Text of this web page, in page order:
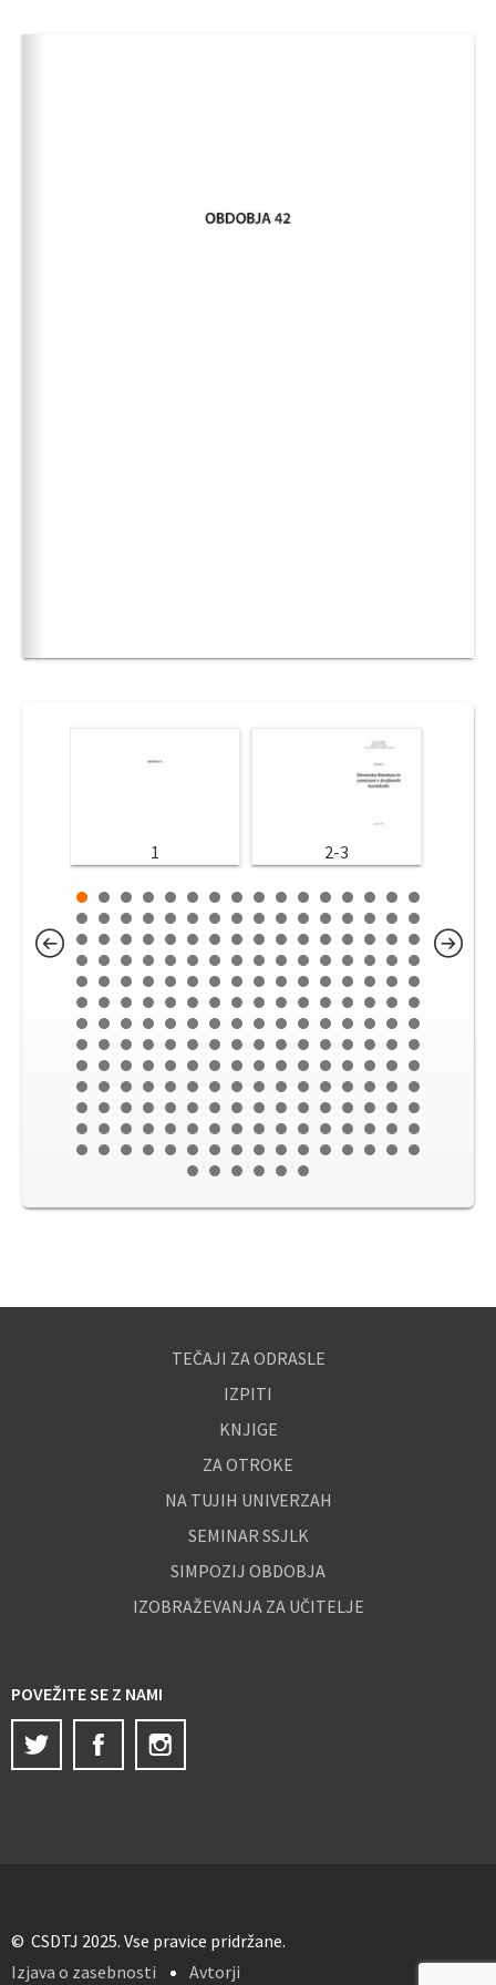
1 2-3
TEČAJI ZA ODRASLE
IZPITI
KNJIGE
ZA OTROKE
NA TUJIH UNIVERZAH
SEMINAR SSJLK
SIMPOZIJ OBDOBJA
IZOBRAŽEVANJA ZA UČITELJE
POVEŽITE SE Z NAMI
Twitter
Facebook
© CSDTJ 2025. Vse pravice pridržane.
Izjava o zasebnosti
Avtorji